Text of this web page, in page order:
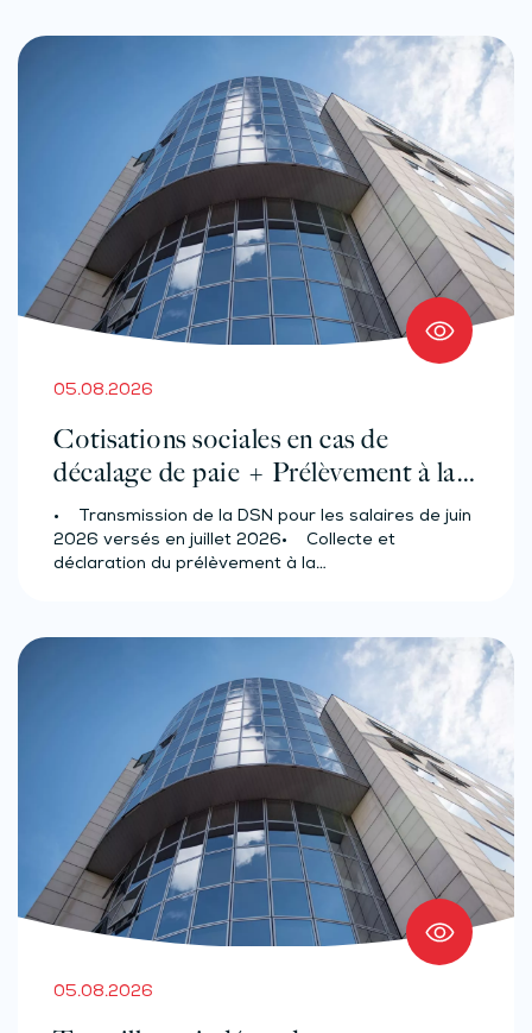
05.08.2026
Cotisations sociales en cas de
décalage de paie + Prélèvement à la
source des salariés et assimilés
(effectif d’au moins 50 salariés)
• Transmission de la DSN pour les salaires de juin
2026 versés en juillet 2026• Collecte et
déclaration du prélèvement à la…
05.08.2026